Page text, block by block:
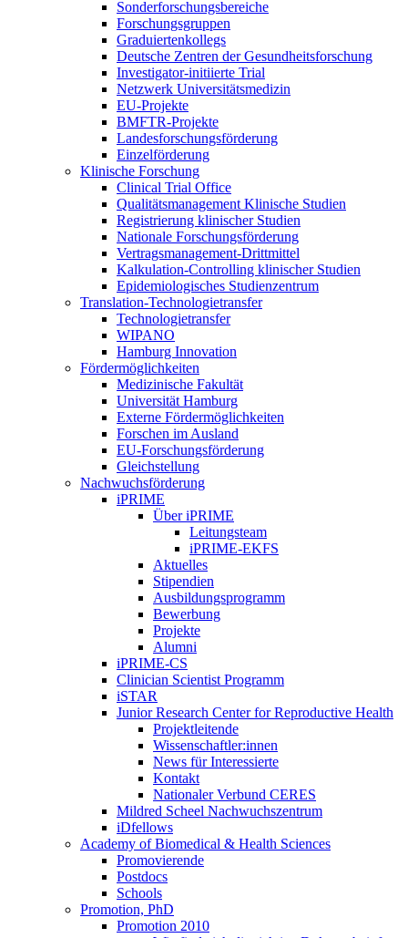
Sonderforschungsbereiche
Forschungsgruppen
Graduiertenkollegs
Deutsche Zentren der Gesundheitsforschung
Investigator-initiierte Trial
Netzwerk Universitätsmedizin
EU-Projekte
BMFTR-Projekte
Landesforschungsförderung
Einzelförderung
Klinische Forschung
Clinical Trial Office
Qualitätsmanagement Klinische Studien
Registrierung klinischer Studien
Nationale Forschungsförderung
Vertragsmanagement-Drittmittel
Kalkulation-Controlling klinischer Studien
Epidemiologisches Studienzentrum
Translation-Technologietransfer
Technologietransfer
WIPANO
Hamburg Innovation
Fördermöglichkeiten
Medizinische Fakultät
Universität Hamburg
Externe Fördermöglichkeiten
Forschen im Ausland
EU-Forschungsförderung
Gleichstellung
Nachwuchsförderung
iPRIME
Über iPRIME
Leitungsteam
iPRIME-EKFS
Aktuelles
Stipendien
Ausbildungsprogramm
Bewerbung
Projekte
Alumni
iPRIME-CS
Clinician Scientist Programm
iSTAR
Junior Research Center for Reproductive Health
Projektleitende
Wissenschaftler:innen
News für Interessierte
Kontakt
Nationaler Verbund CERES
Mildred Scheel Nachwuchszentrum
iDfellows
Academy of Biomedical & Health Sciences
Promovierende
Postdocs
Schools
Promotion, PhD
Promotion 2010